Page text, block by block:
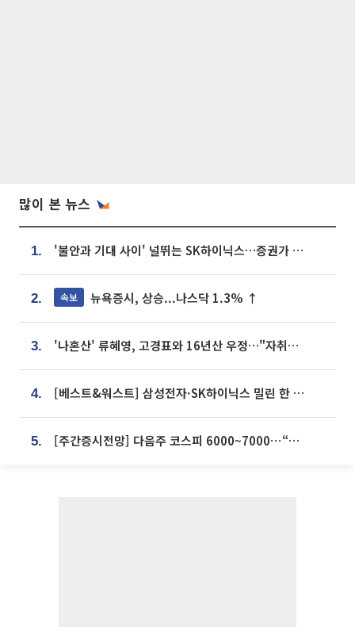
많이 본 뉴스
1. '불안과 기대 사이' 널뛰는 SK하이닉스…증권가 "HBM4·LTA 기반 펀터멘털 견고"
2. 속보 뉴욕증시, 상승...나스닥 1.3% ↑
3. '나혼산' 류혜영, 고경표와 16년산 우정…"자취방서 부모님과 마주쳐"
4. [베스트&워스트] 삼성전자·SK하이닉스 밀린 한 주…상상인증권은 85% 급등
5. [주간증시전망] 다음주 코스피 6000~7000⋯“外人 수급은 정책이 변수”